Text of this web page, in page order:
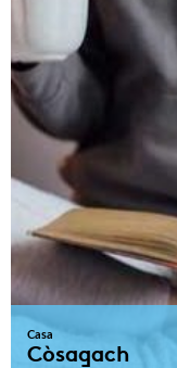
Casa
Còsagach